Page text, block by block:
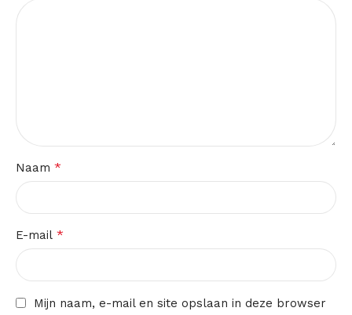
Naam *
E-mail *
Mijn naam, e-mail en site opslaan in deze browser